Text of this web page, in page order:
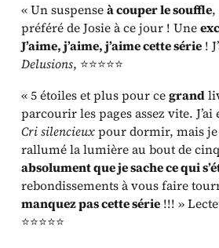
« Un suspenseà couper le souffle,
préféré de Josie à ce jour ! Une
J’aime, j’aime, j’aime cette série !
Delusions, ⭐⭐⭐⭐⭐
« 5 étoiles et plus pour cegrand
parcourir les pages assez vite. J’ai
Cri silencieuxpour dormir, mais je
rallumé la lumière au bout de
absolument que je sache ce qui
rebondissements à vous faire
manquez pas cette série !!! »
⭐⭐⭐⭐⭐